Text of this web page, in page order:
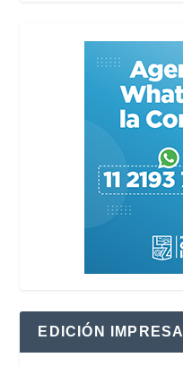
EDICIÓN IMPRESA